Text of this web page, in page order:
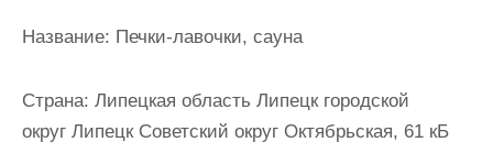
Название: Печки-лавочки, сауна
Страна: Липецкая область Липецк городской
округ Липецк Советский округ Октябрьская, 61 кБ